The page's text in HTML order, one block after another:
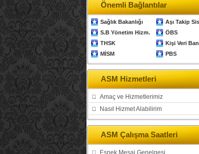
Önemli Bağlantılar
Sağlık Bakanlığı
Aşı Takip
S.B Yönetim Hizm.
ÖBS
THSK
Kişi Veri
MİSM
PBS
ASM Hizmetleri
Amaç ve Hizmetlerimiz
Nasıl Hizmet Alabilirim
ASM Çalışma Saatleri
Esnek Mesai Genelgesi